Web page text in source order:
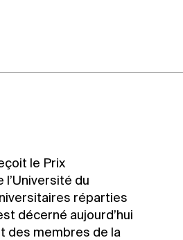
le Prix
l’Université du
réparties
décerné aujourd’hui
des membres de la